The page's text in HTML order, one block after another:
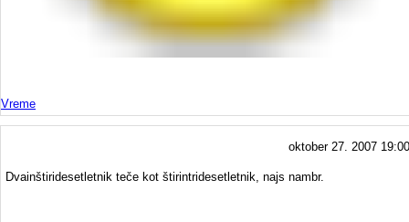
Vreme
oktober 27. 2007 19:00
Dvainštiridesetletnik teče kot štirintridesetletnik, najs nambr.